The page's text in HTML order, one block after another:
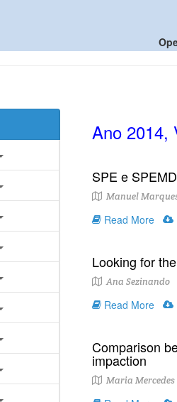
Ano 2014,
SPE e
Manuel
Read More
Looking for
Ana Sezinando
Read More
Comparison
impaction
Maria